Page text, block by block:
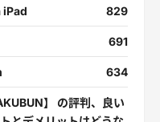
iPad 829
691
634
】 の評判、良い